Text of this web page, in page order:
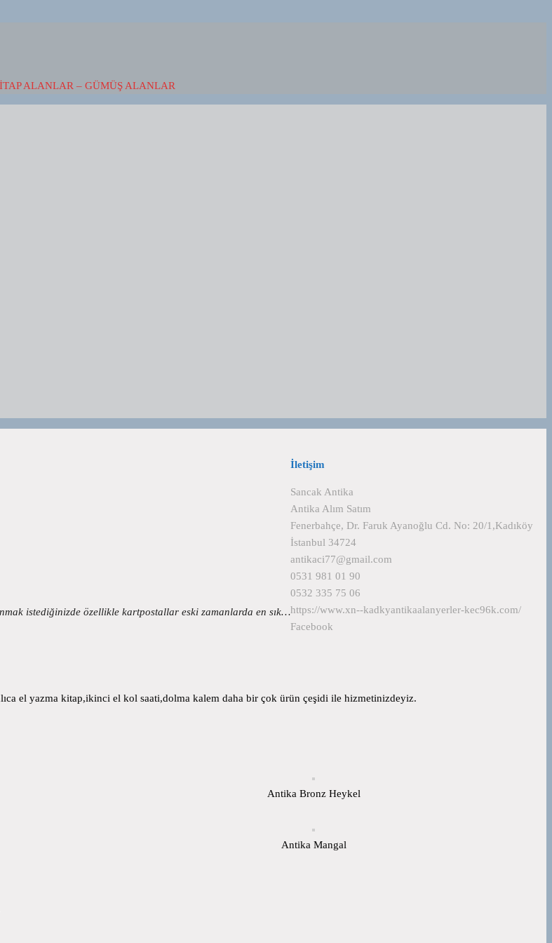
ALANLAR – GÜMÜŞ ALANLAR
istediğinizde özellikle kartpostallar eski zamanlarda en sık…
İletişim
Sancak Antika
Antika Alım Satım
Fenerbahçe, Dr. Faruk Ayanoğlu Cd. No: 20/1,Kadıköy
İstanbul 34724
antikaci77@gmail.com
0531 981 01 90
0532 335 75 06
https://www.xn--kadkyantikaalanyerler-kec96k.com/
Facebook
el yazma kitap,ikinci el kol saati,dolma kalem daha bir çok ürün çeşidi ile hizmetinizdeyiz.
Antika Bronz Heykel
Antika Mangal